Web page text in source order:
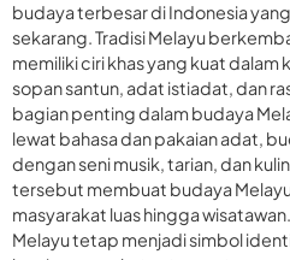
budaya terbesar di Indonesia
sekarang. Tradisi Melayu
memiliki ciri khas yang kuat dalam
sopan santun, adat istiadat, dan
bagian penting dalam budaya
lewat bahasa dan pakaian adat,
dengan seni musik, tarian, dan
tersebut membuat budaya
masyarakat luas hingga
Melayu tetap menjadi simbol